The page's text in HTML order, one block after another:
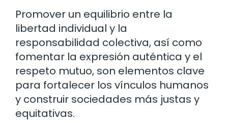
Promover un equilibrio entre la
libertad individual y la
responsabilidad colectiva, así como
fomentar la expresión auténtica y el
respeto mutuo, son elementos clave
para fortalecer los vínculos humanos
y construir sociedades más justas y
equitativas.